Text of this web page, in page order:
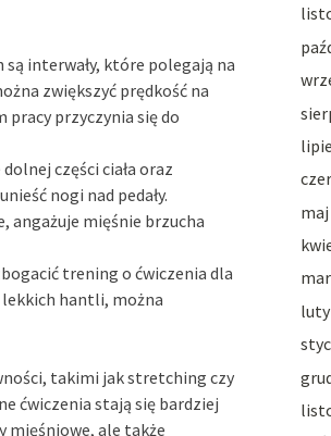
interwały, które polegają na
zwiększyć prędkość na
pracy przyczynia się do
części ciała oraz
nogi nad pedały.
angażuje mięśnie brzucha
trening o ćwiczenia dla
lekkich hantli, można
takimi jak stretching czy
ćwiczenia stają się bardziej
mięśniowe, ale także
maj
luty